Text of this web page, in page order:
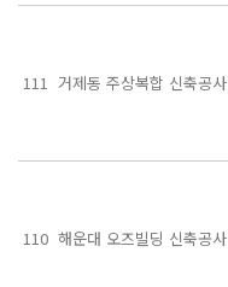
111 거제동 주상복합 신축공사
110 해운대 오즈빌딩 신축공사